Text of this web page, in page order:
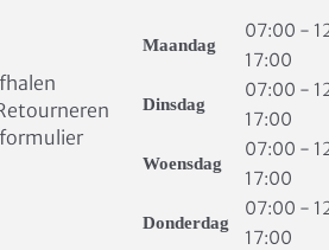
Maandag
07:00 -
17:00
Dinsdag
07:00 -
17:00
Woensdag
07:00 -
17:00
Donderdag
07:00 -
17:00